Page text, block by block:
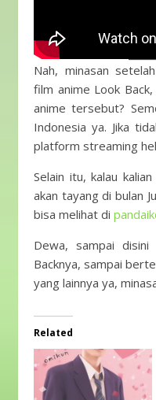
Nah, minasan
film anime Look
anime tersebut?
Indonesia ya. Jika
platform streaming
Selain itu, kalau
akan tayang di bulan
bisa melihat di
Dewa, sampai
Backnya, sampai
yang lainnya ya,
Related